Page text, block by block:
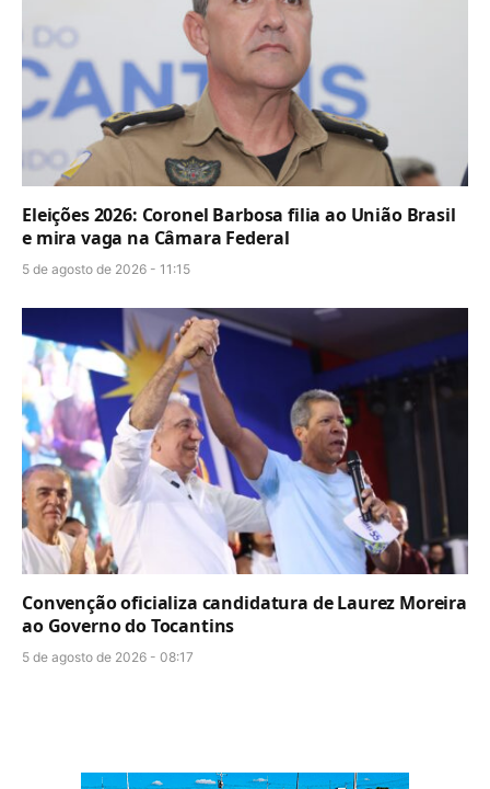
Eleições 2026: Coronel Barbosa filia ao União Brasil
e mira vaga na Câmara Federal
5 de agosto de 2026 - 11:15
Convenção oficializa candidatura de Laurez Moreira
ao Governo do Tocantins
5 de agosto de 2026 - 08:17